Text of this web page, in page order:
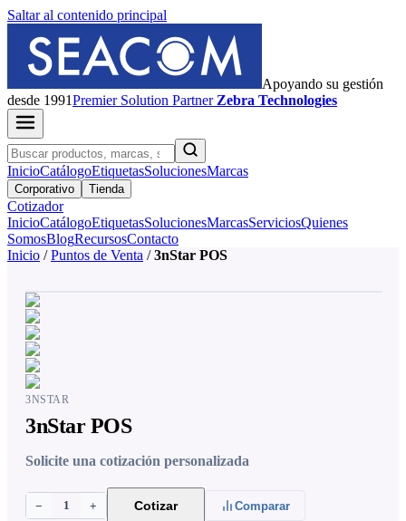
Saltar al contenido principal
Apoyando su gestión
desde 1991PremierSolution Partner Zebra Technologies
InicioCatálogoEtiquetasSolucionesMarcas
Corporativo Tienda
Cotizador
InicioCatálogoEtiquetasSolucionesMarcasServiciosQuienes
SomosBlogRecursosContacto
Inicio / Puntos de Venta / 3nStar POS
3NSTAR
3nStar POS
Solicite una cotización personalizada
− 1 + Cotizar Comparar